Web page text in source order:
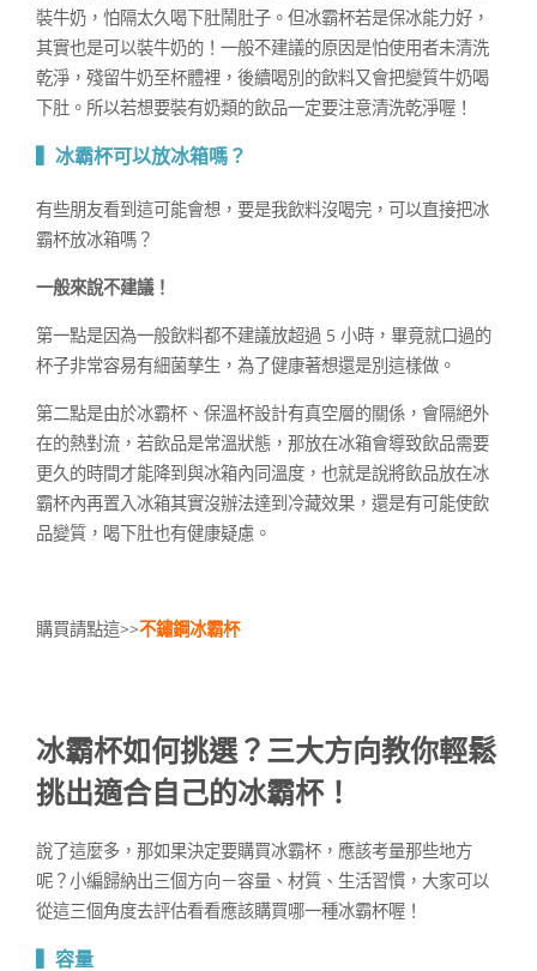
裝牛奶，怕隔太久喝下肚鬧肚子。但冰霸杯若是保冰能力好，
其實也是可以裝牛奶的！一般不建議的原因是怕使用者未清洗
乾淨，殘留牛奶至杯體裡，後續喝別的飲料又會把變質牛奶喝
下肚。所以若想要裝有奶類的飲品一定要注意清洗乾淨喔！
冰霸杯可以放冰箱嗎？
有些朋友看到這可能會想，要是我飲料沒喝完，可以直接把冰
霸杯放冰箱嗎？
一般來說不建議！
第一點是因為一般飲料都不建議放超過 5 小時，畢竟就口過的
杯子非常容易有細菌孳生，為了健康著想還是別這樣做。
第二點是由於冰霸杯、保溫杯設計有真空層的關係，會隔絕外
在的熱對流，若飲品是常溫狀態，那放在冰箱會導致飲品需要
更久的時間才能降到與冰箱內同溫度，也就是說將飲品放在冰
霸杯內再置入冰箱其實沒辦法達到冷藏效果，還是有可能使飲
品變質，喝下肚也有健康疑慮。
購買請點這>>不鏽鋼冰霸杯
冰霸杯如何挑選？三大方向教你輕鬆
挑出適合自己的冰霸杯！
說了這麼多，那如果決定要購買冰霸杯，應該考量那些地方
呢？小編歸納出三個方向－容量、材質、生活習慣，大家可以
從這三個角度去評估看看應該購買哪一種冰霸杯喔！
▍容量